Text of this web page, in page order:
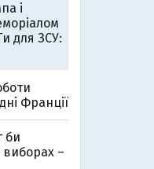
і
для ЗСУ:
Франції
би
виборах –